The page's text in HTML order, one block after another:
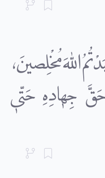
اللهَ مُخْلِصینَ،
جِهٰادِهِ حَتّىٰ